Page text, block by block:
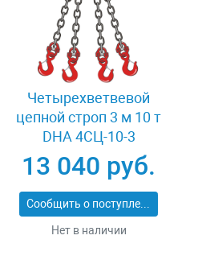
Четырехветвевой
цепной строп 3 м 10 т
DHA 4СЦ-10-3
13 040 руб.
Сообщить о поступлении
Нет в наличии